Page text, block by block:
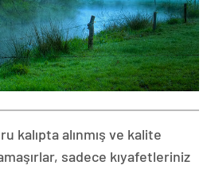
kalıpta alınmış ve kalite
sadece kıyafetleriniz